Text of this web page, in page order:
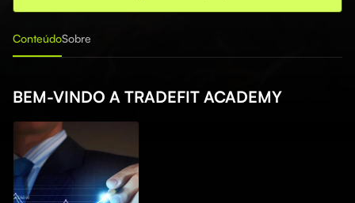
ConteúdoSobre
BEM-VINDO A TRADEFIT ACADEMY